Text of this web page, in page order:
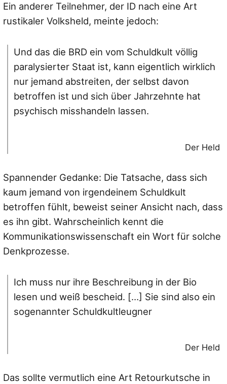
Ein anderer Teilnehmer, der ID nach eine Art
rustikaler Volksheld, meinte jedoch:
Und das die BRD ein vom Schuldkult völlig
paralysierter Staat ist, kann eigentlich wirklich
nur jemand abstreiten, der selbst davon
betroffen ist und sich über Jahrzehnte hat
psychisch misshandeln lassen.
Der Held
Spannender Gedanke: Die Tatsache, dass sich
kaum jemand von irgendeinem Schuldkult
betroffen fühlt, beweist seiner Ansicht nach, dass
es ihn gibt. Wahrscheinlich kennt die
Kommunikationswissenschaft ein Wort für solche
Denkprozesse.
Ich muss nur ihre Beschreibung in der Bio
lesen und weiß bescheid. […] Sie sind also ein
sogenannter Schuldkultleugner
Der Held
Das sollte vermutlich eine Art Retourkutsche in